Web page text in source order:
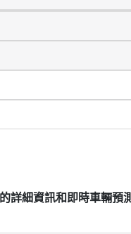
詳細資訊和即時車輛預